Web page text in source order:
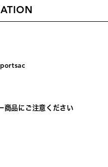
商品にご注意ください